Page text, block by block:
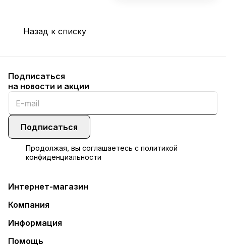
Назад к списку
Подписаться
на новости и акции
Подписаться
Продолжая, вы соглашаетесь с политикой
конфиденциальности
Интернет-магазин
Компания
Информация
Помощь